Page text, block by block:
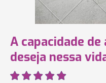
A capacidade
deseja nessa